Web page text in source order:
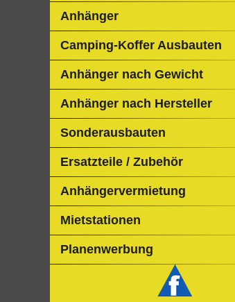
Anhänger
Camping-Koffer Ausbauten
Anhänger nach Gewicht
Anhänger nach Hersteller
Sonderausbauten
Ersatzteile / Zubehör
Anhängervermietung
Mietstationen
Planenwerbung